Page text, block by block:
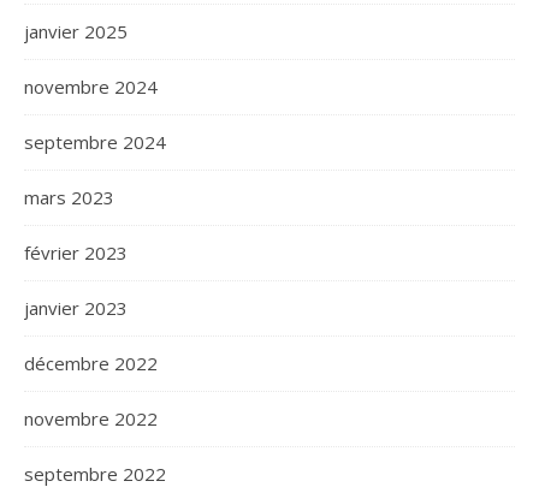
janvier 2025
novembre 2024
septembre 2024
mars 2023
février 2023
janvier 2023
décembre 2022
novembre 2022
septembre 2022